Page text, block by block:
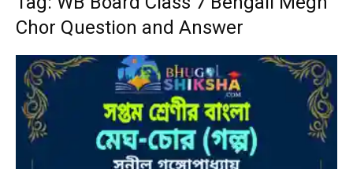
Chor Question and Answer